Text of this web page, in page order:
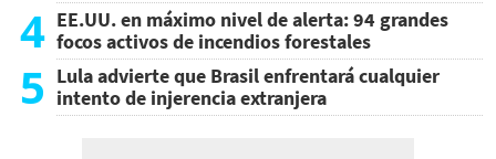
4 EE.UU. en máximo nivel de alerta: 94 grandes
focos activos de incendios forestales
5 Lula advierte que Brasil enfrentará cualquier
intento de injerencia extranjera